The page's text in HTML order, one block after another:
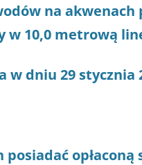
na
w 10,0 metrową
w dniu 29 stycznia
opłaconą